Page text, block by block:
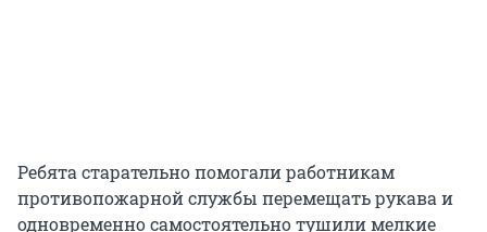
Ребята старательно помогали работникам
противопожарной службы перемещать рукава и
одновременно самостоятельно тушили мелкие